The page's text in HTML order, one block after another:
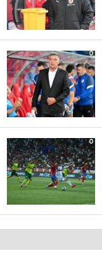
0
0